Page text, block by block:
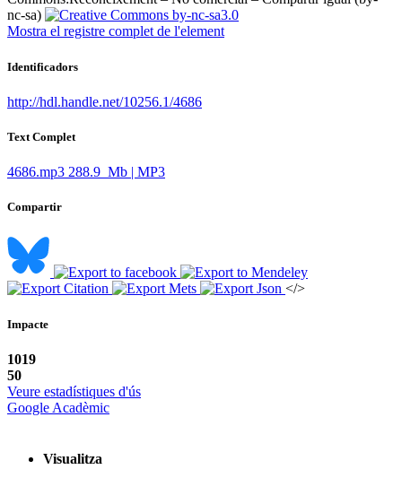
nc-sa)
Mostra el registre complet de l'element
Identificadors
http://hdl.handle.net/10256.1/4686
Text Complet
4686.mp3 288.9 Mb | MP3
Compartir
</>
Impacte
1019
50
Veure estadístiques d'ús
Google Acadèmic
Visualitza